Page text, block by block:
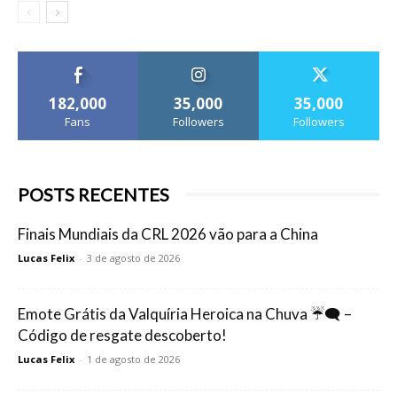
182,000
Fans
35,000
Followers
35,000
Followers
POSTS RECENTES
Finais Mundiais da CRL 2026 vão para a China
Lucas Felix - 3 de agosto de 2026
Emote Grátis da Valquíria Heroica na Chuva ☔🗨️ –
Código de resgate descoberto!
Lucas Felix - 1 de agosto de 2026